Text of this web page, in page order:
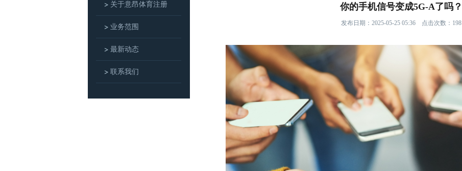
关于意昂体育注册
业务范围
最新动态
联系我们
你的手机信号变成5G-A了吗？
发布日期：2025-05-25 05:36 点击次数：198